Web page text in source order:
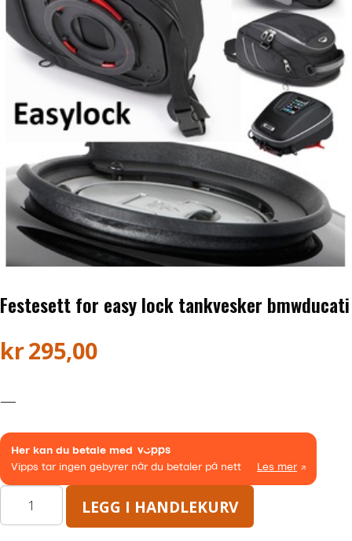
Honda ATV
Kawasaki ATV/UTV
Hisun ATV / UTV
TGB ATV
BÅT OG BÅTMOTOR
Båter
Suzuki Båtmotor
Skaphenger
Maskinhenger
Festesett for easy lock tankvesker bmwducati
kr295,00
—
LEGG I HANDLEKURV